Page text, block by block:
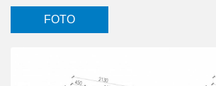
VALUTAZIONE
FOTO